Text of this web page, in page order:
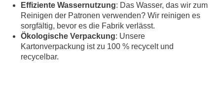
Effiziente Wassernutzung: Das Wasser, das wir zum
Reinigen der Patronen verwenden? Wir reinigen es
sorgfältig, bevor es die Fabrik verlässt.
Ökologische Verpackung: Unsere
Kartonverpackung ist zu 100 % recycelt und
recycelbar.